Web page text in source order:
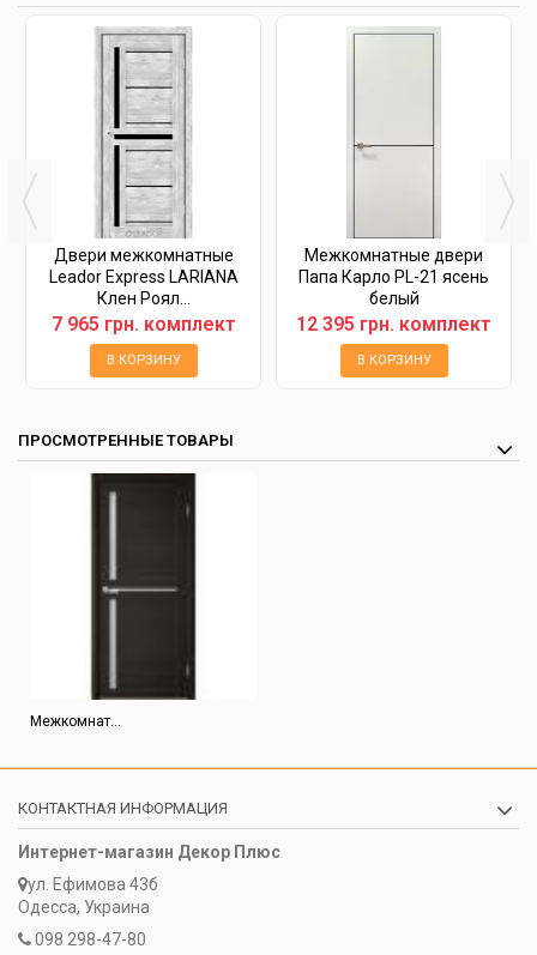
Двери межкомнатные
Leador Express LARIANA
Клен Роял...
7 965 грн. комплект
В КОРЗИНУ
Межкомнатные двери
Папа Карло PL-21 ясень
белый
12 395 грн. комплект
В КОРЗИНУ
ПРОСМОТРЕННЫЕ ТОВАРЫ
Межкомнат...
КОНТАКТНАЯ ИНФОРМАЦИЯ
Интернет-магазин Декор Плюс
ул. Ефимова 43б
Одесса, Украина
098 298-47-80